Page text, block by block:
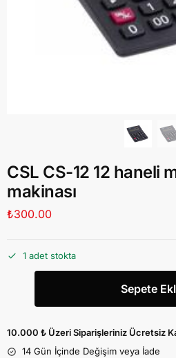
CSL CS-12 12 haneli
makinası
₺300.00
1 adet stokta
Sepete
10.000 ₺ Üzeri Siparişleriniz Ücretsiz
14 Gün İçinde Değişim veya İade